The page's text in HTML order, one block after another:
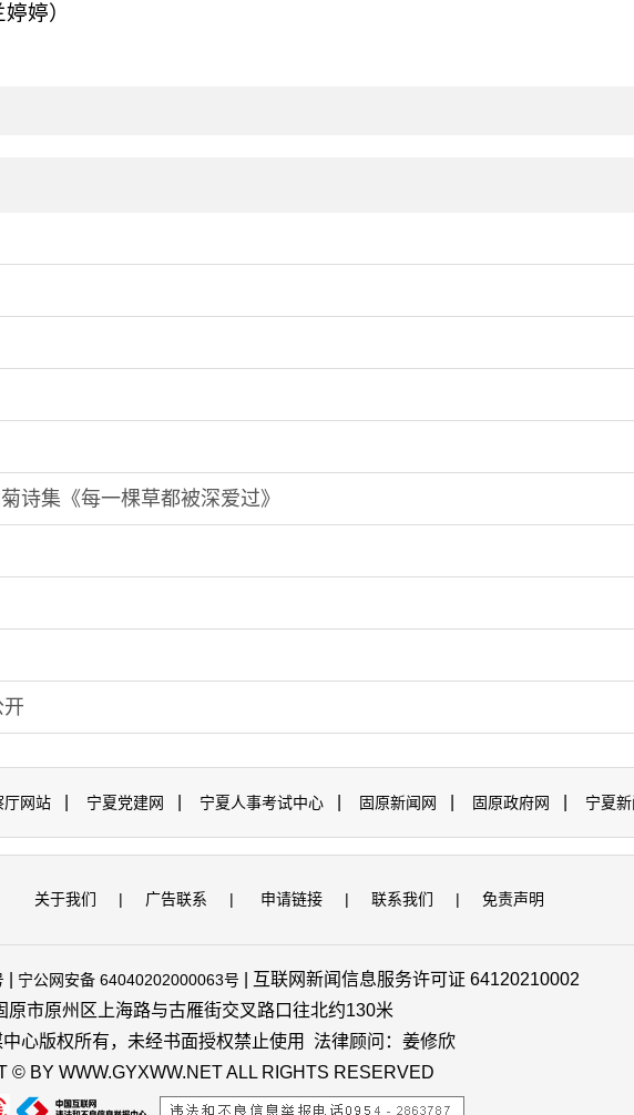
婷）
集《每一棵草都被深爱过》
厅网站 宁夏党建网 宁夏人事考试中心 固原新闻网 固原政府网 宁夏
关于我们 | 广告联系 | 申请链接 | 联系我们 | 免责声明
宁公网安备 64040202000063号 | 互联网新闻信息服务许可证 64120210002
原市原州区上海路与古雁街交叉路口往北约130米
中心版权所有，未经书面授权禁止使用 法律顾问：姜修欣
© BY WWW.GYXWW.NET ALL RIGHTS RESERVED